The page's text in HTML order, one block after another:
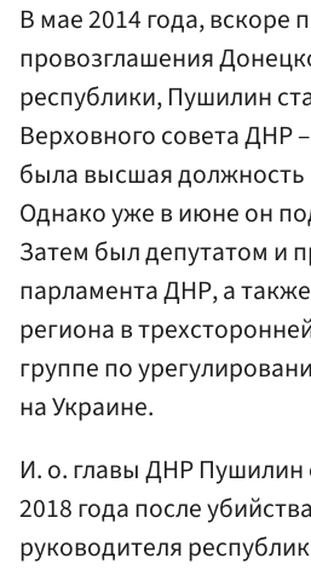
В мае 2014 года, вскоре
провозглашения
республики, Пушилин
Верховного совета ДНР
была высшая должность
Однако уже в июне он
Затем был депутатом и
парламента ДНР, а
региона в
группе по
на Украине.
И. о. главы ДНР Пушилин
2018 года после
руководителя